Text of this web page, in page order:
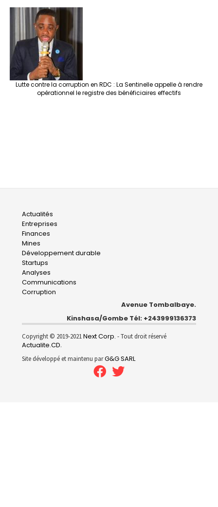
Lutte contre la corruption en RDC : La Sentinelle appelle à rendre
opérationnel le registre des bénéficiaires effectifs
Main
navigation
Actualités
Entreprises
Finances
Mines
Développement durable
Startups
Analyses
Communications
Corruption
Avenue Tombalbaye.
Kinshasa/Gombe Tél: +243999136373
Copyright © 2019-2021Next Corp. - Tout droit réservé
Actualite.CD.
Site développé et maintenu parG&G SARL